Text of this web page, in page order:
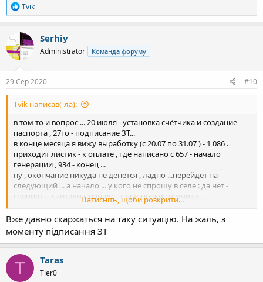
Р
е
а
к
ц
і
:
Tvik
Serhiy
Administrator Команда форуму
29 Сер 2020 #10
Tvik написав(-ла):
в том то и вопрос ... 20 июля - установка счётчика и создание
паспорта , 27го - подписание ЗТ...
в конце месяца я вижу выработку (с 20.07 по 31.07 ) - 1 086 .
приходит листик - к оплате , где написано с 657 - начало
генерации , 934 - конец ...
ну , окончание никуда не денется , ладно ...перейдёт на
следующий ... а начало ... у кого не спрошу в селе : да нет -
говорят ... считали с начала , с установки счётчика ...
В облэнерго утверждают : с момента подписания ЗТ.
Потому и задан вопрос ...подумал может в правилах что
изменилось ...
Натисніть, щоби розкрити...
Вже давно скаржаться на таку ситуацію. На жаль, з
моменту підписання ЗТ
T Taras
Tier0